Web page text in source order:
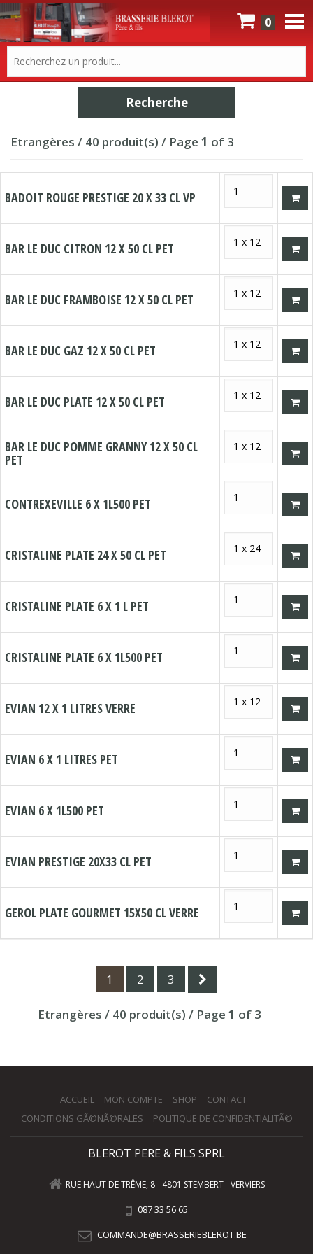
0
Etrangères / 40 produit(s) / Page 1 of 3
BADOIT ROUGE PRESTIGE 20 X 33 CL VP
BAR LE DUC CITRON 12 X 50 CL PET
BAR LE DUC FRAMBOISE 12 X 50 CL PET
BAR LE DUC GAZ 12 X 50 CL PET
BAR LE DUC PLATE 12 X 50 CL PET
BAR LE DUC POMME GRANNY 12 X 50 CL
PET
CONTREXEVILLE 6 X 1L500 PET
CRISTALINE PLATE 24 X 50 CL PET
CRISTALINE PLATE 6 X 1 L PET
CRISTALINE PLATE 6 X 1L500 PET
EVIAN 12 X 1 LITRES VERRE
EVIAN 6 X 1 LITRES PET
EVIAN 6 X 1L500 PET
EVIAN PRESTIGE 20X33 CL PET
GEROL PLATE GOURMET 15X50 CL VERRE
1 2 3
Etrangères / 40 produit(s) / Page 1 of 3
ACCUEIL MON COMPTE SHOP
CONTACT
CONDITIONS GÃ©NÃ©RALES
POLITIQUE DE CONFIDENTIALITÃ©
BLEROT PERE & FILS SPRL
RUE HAUT DE TRÊME, 8 - 4801 STEMBERT - VERVIERS
087 33 56 65
COMMANDE@BRASSERIEBLEROT.BE